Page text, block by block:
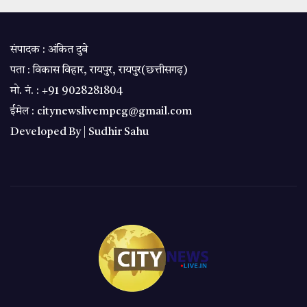
संपादक : अंकित दुबे
पता : विकास विहार, रायपुर, रायपुर(छत्तीसगढ़)
मो. नं. : +91 9028281804
ईमेल : citynewslivempcg@gmail.com
Developed By | Sudhir Sahu